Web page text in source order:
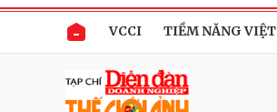
VCCI TIỀM NĂNG VIỆT